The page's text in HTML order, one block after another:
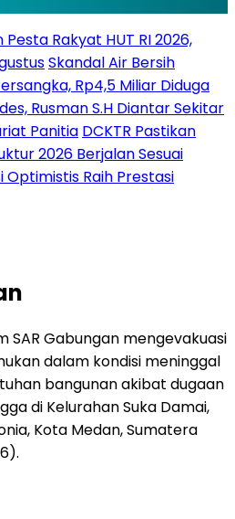
Rakyat HUT RI 2026,
Skandal Air Bersih
Rp4,5 Miliar Diduga
Rusman S.H Diantar Sekitar
Panitia DCKTR Pastikan
2026 Berjalan Sesuai
Optimistis Raih Prestasi